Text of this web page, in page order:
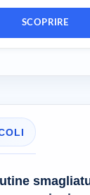
SCOPRIRE